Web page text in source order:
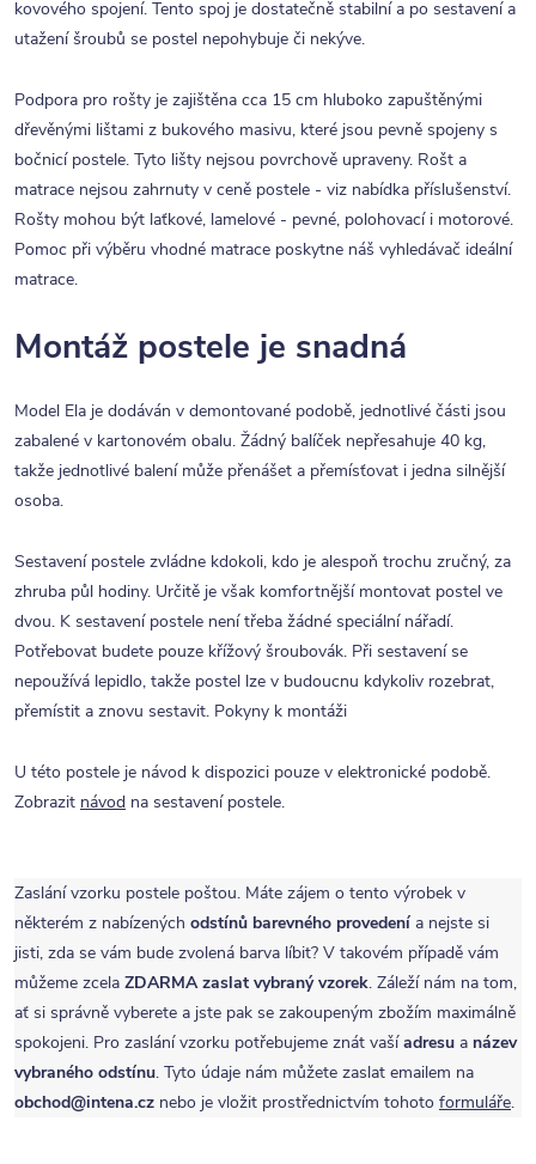
kovového spojení. Tento spoj je dostatečně stabilní a po sestavení a
utažení šroubů se postel nepohybuje či nekýve.
Podpora pro rošty je zajištěna cca 15 cm hluboko zapuštěnými
dřevěnými lištami z bukového masivu, které jsou pevně spojeny s
bočnicí postele. Tyto lišty nejsou povrchově upraveny. Rošt a
matrace nejsou zahrnuty v ceně postele - viz nabídka příslušenství.
Rošty mohou být laťkové, lamelové - pevné, polohovací i motorové.
Pomoc při výběru vhodné matrace poskytne náš vyhledávač ideální
matrace.
​Montáž postele je snadná
Model Ela je dodáván v demontované podobě, jednotlivé části jsou
zabalené v kartonovém obalu. Žádný balíček nepřesahuje 40 kg,
takže jednotlivé balení může přenášet a přemísťovat i jedna silnější
osoba.
Sestavení postele zvládne kdokoli, kdo je alespoň trochu zručný, za
zhruba půl hodiny. Určitě je však komfortnější montovat postel ve
dvou. K sestavení postele není třeba žádné speciální nářadí.
Potřebovat budete pouze křížový šroubovák. Při sestavení se
nepoužívá lepidlo, takže postel lze v budoucnu kdykoliv rozebrat,
přemístit a znovu sestavit. Pokyny k montáži
U této postele je návod k dispozici pouze v elektronické podobě.
Zobrazit návod na sestavení postele.
Zaslání vzorku postele poštou. Máte zájem o tento výrobek v
některém z nabízených odstínů barevného provedení a nejste si
jisti, zda se vám bude zvolená barva líbit? V takovém případě vám
můžeme zcela ZDARMA zaslat vybraný vzorek. Záleží nám na tom,
ať si správně vyberete a jste pak se zakoupeným zbožím maximálně
spokojeni. Pro zaslání vzorku potřebujeme znát vašíadresu a název
vybraného odstínu. Tyto údaje nám můžete zaslat emailem na
obchod@intena.cz nebo je vložit prostřednictvím tohoto formuláře.